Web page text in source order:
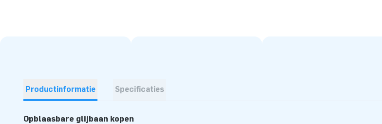
Productinformatie Specificaties
Opblaasbare glijbaan kopen